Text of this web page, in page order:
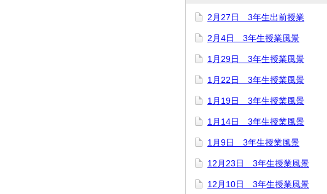
2月27日 3年生出前授業
2月4日 3年生授業風景
1月29日 3年生授業風景
1月22日 3年生授業風景
1月19日 3年生授業風景
1月14日 3年生授業風景
1月9日 3年生授業風景
12月23日 3年生授業風景
12月10日 3年生授業風景